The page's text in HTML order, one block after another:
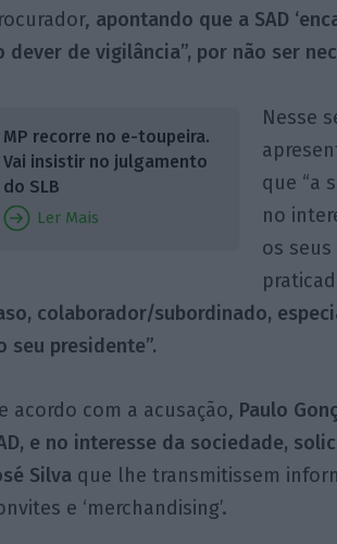
apontando que a SAD
dever de vigilância”, por não ser
MP recorre no e-toupeira.
Vai insistir no julgamento
do SLB
Ler Mais
Nesse
que “a
no
os
colaborador/subordinado,
seu presidente”.
acordo com a acusação, Paulo
e no interesse da sociedade,
Silvaque lhe transmitissem
e ‘merchandising’.